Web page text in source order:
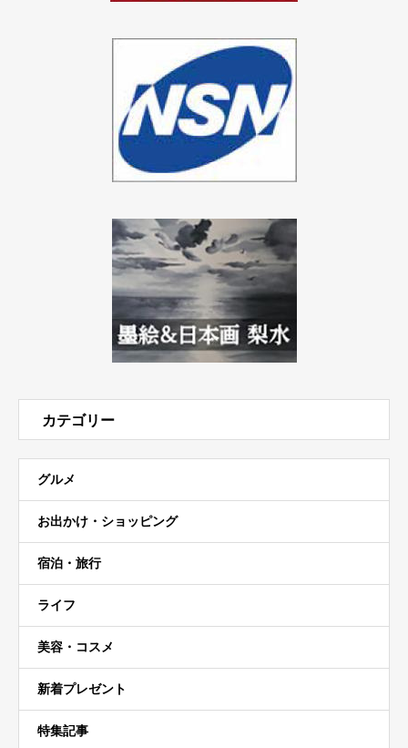
カテゴリー
グルメ
お出かけ・ショッピング
宿泊・旅行
ライフ
美容・コスメ
新着プレゼント
特集記事